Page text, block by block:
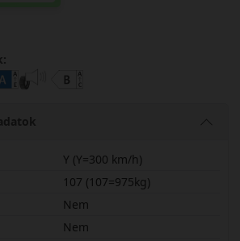
Y (Y=300 km/h)
107 (107=975kg)
Nem
Nem